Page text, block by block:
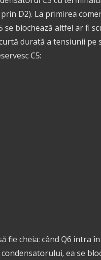
D2). La primirea
blochează altfel ar fi
durată a tensiunii pe
C5:
fie cheia: când Q6 intra
ea se